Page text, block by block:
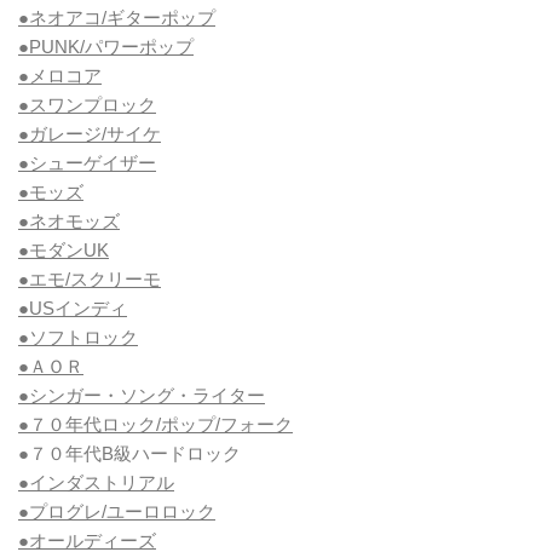
●ネオアコ/ギターポップ
●PUNK/パワーポップ
●メロコア
●スワンプロック
●ガレージ/サイケ
●シューゲイザー
●モッズ
●ネオモッズ
●モダンUK
●エモ/スクリーモ
●USインディ
●ソフトロック
●ＡＯＲ
●シンガー・ソング・ライター
●７０年代ロック/ポップ/フォーク
●７０年代B級ハードロック
●インダストリアル
●プログレ/ユーロロック
●オールディーズ